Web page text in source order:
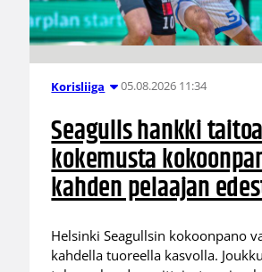
Korisliiga 05.08.2026 11:34
Seagulls hankki
kokemusta
kahden pelaajan
Helsinki Seagullsin kokoonpano
kahdella tuoreella kasvolla.